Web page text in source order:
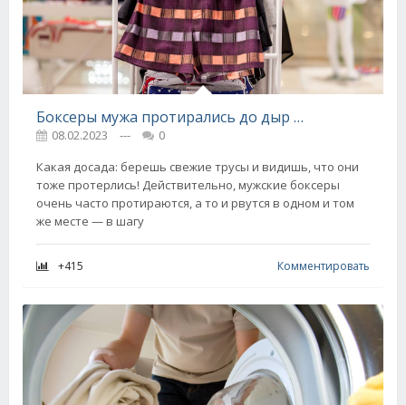
Боксеры мужа протирались до дыр в одном и том же месте, банальная причина
08.02.2023 ---
0
Какая досада: берешь свежие трусы и видишь, что они
тоже протерлись! Действительно, мужские боксеры
очень часто протираются, а то и рвутся в одном и том
же месте — в шагу
+415 Комментировать